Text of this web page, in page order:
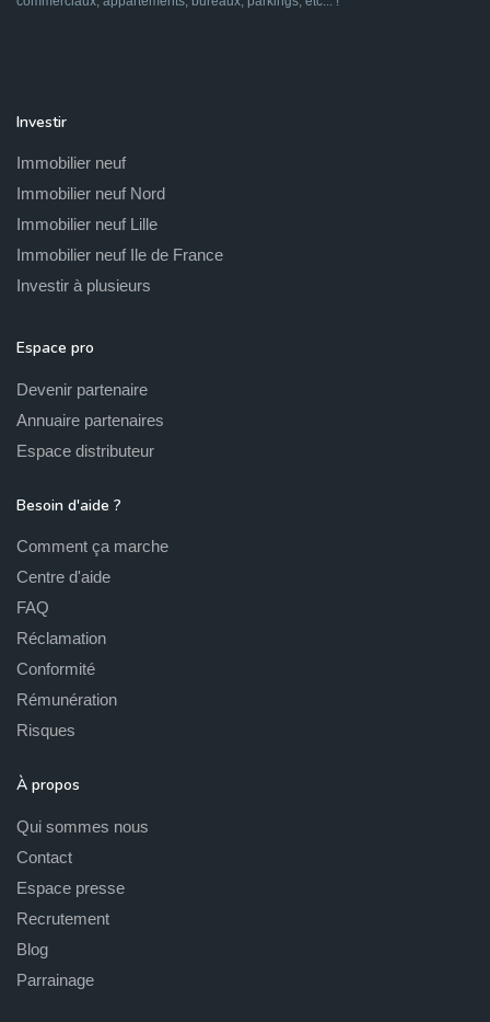
Investir
Immobilier neuf
Immobilier neuf Nord
Immobilier neuf Lille
Immobilier neuf Ile de France
Investir à plusieurs
Espace pro
Devenir partenaire
Annuaire partenaires
Espace distributeur
Besoin d'aide ?
Comment ça marche
Centre d'aide
FAQ
Réclamation
Conformité
Rémunération
Risques
À propos
Qui sommes nous
Contact
Espace presse
Recrutement
Blog
Parrainage